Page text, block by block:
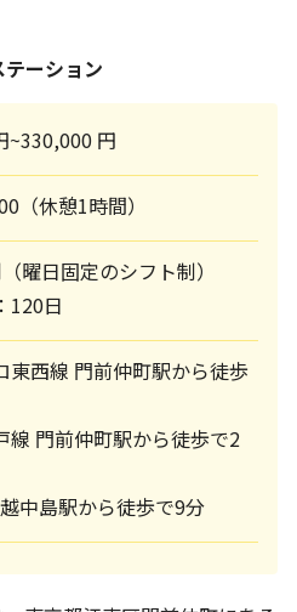
ーション
~330,000 円
（休憩1時間）
曜日固定のシフト制）
120日
東西線 門前仲町駅から徒歩
線 門前仲町駅から徒歩で2
中島駅から徒歩で9分